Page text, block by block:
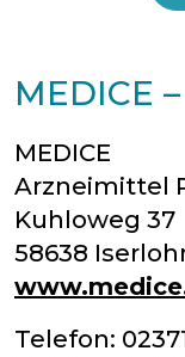
MEDICE
MEDICE
Arzneimittel
Kuhloweg 37
58638
Telefon: